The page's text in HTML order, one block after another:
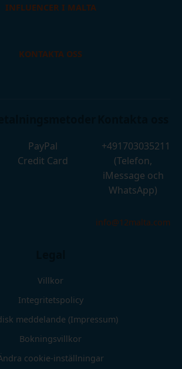
INFLUENCER I MALTA
KONTAKTA OSS
PayPal
Credit Card
+491703035211
(Telefon,
iMessage och
WhatsApp)
info@12malta.com
Villkor
Integritetspolicy
meddelande (Impressum)
Bokningsvillkor
cookie-inställningar